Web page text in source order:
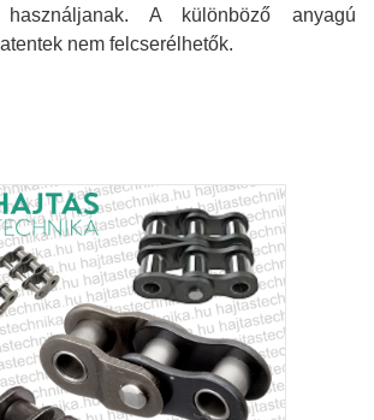
használjanak. A különböző anyagú
nem felcserélhetők.